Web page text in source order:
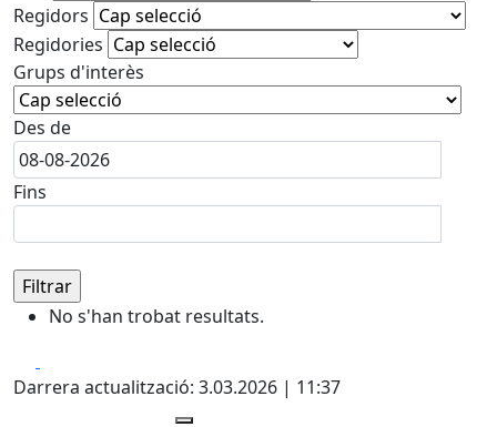
Regidors
Regidories
Grups d'interès
Des de
Fins
No s'han trobat resultats.
Darrera actualització: 3.03.2026 | 11:37